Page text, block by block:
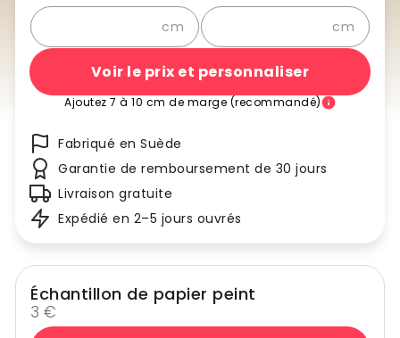
cm cm
Voir le prix et personnaliser
Ajoutez 7 à 10 cm de marge (recommandé)
Fabriqué en Suède
Garantie de remboursement de 30 jours
Livraison gratuite
Expédié en 2–5 jours ouvrés
Échantillon de papier peint
3 €